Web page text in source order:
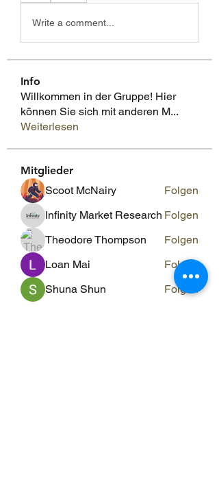
Write a comment...
Info
Willkommen in der Gruppe! Hier
können Sie sich mit anderen M...
Weiterlesen
Mitglieder
Scoot McNairy
Folgen
Infinity Market Research Folgen
Theodore Thompson
Folgen
Loan Mai
Folgen
Shuna Shun
Folgen